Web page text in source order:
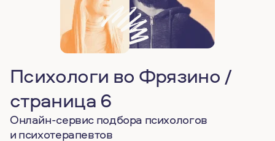
Психологи во Фрязино /
страница 6
Онлайн-сервис подбора психологов
и психотерапевтов